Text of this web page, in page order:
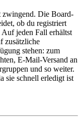
zwingend. Die Board-
ob du registriert
Auf jeden Fall erhältst
zusätzliche
stehen: zum
E-Mail-Versand an
und so weiter.
sie schnell erledigt ist